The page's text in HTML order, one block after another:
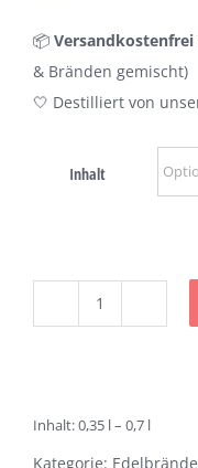
📦 Versandkostenfrei
& Bränden gemischt)
🤍 Destilliert von
Inhalt
Inhalt: 0,35 l– 0,7 l
Kategorie: